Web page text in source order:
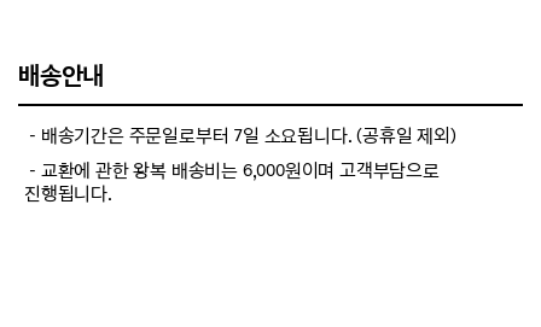
배송안내
－배송기간은 주문일로부터 7일 소요됩니다. (공휴일 제외)
－교환에 관한 왕복 배송비는 6,000원이며 고객부담으로
진행됩니다.